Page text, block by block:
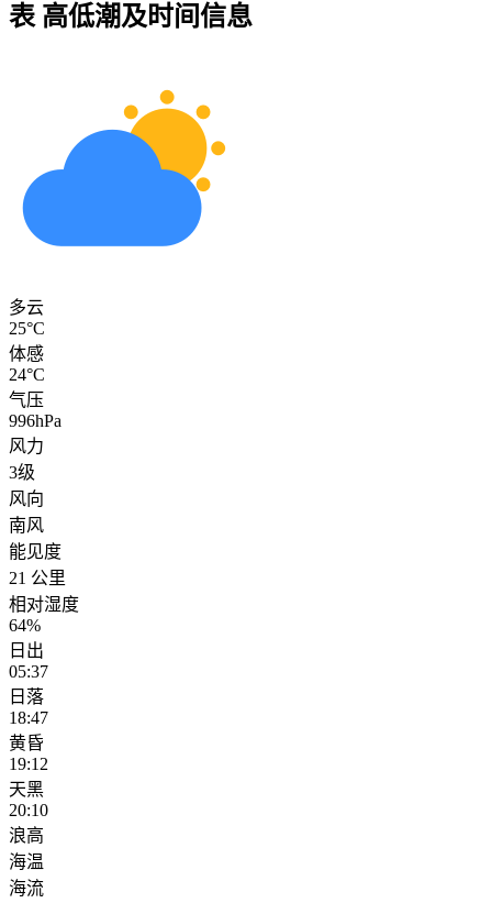
表 高低潮及时间信息
多云
25°C
体感
24°C
气压
996hPa
风力
3级
风向
南风
能见度
21 公里
相对湿度
64%
日出
05:37
日落
18:47
黄昏
19:12
天黑
20:10
浪高
海温
海流